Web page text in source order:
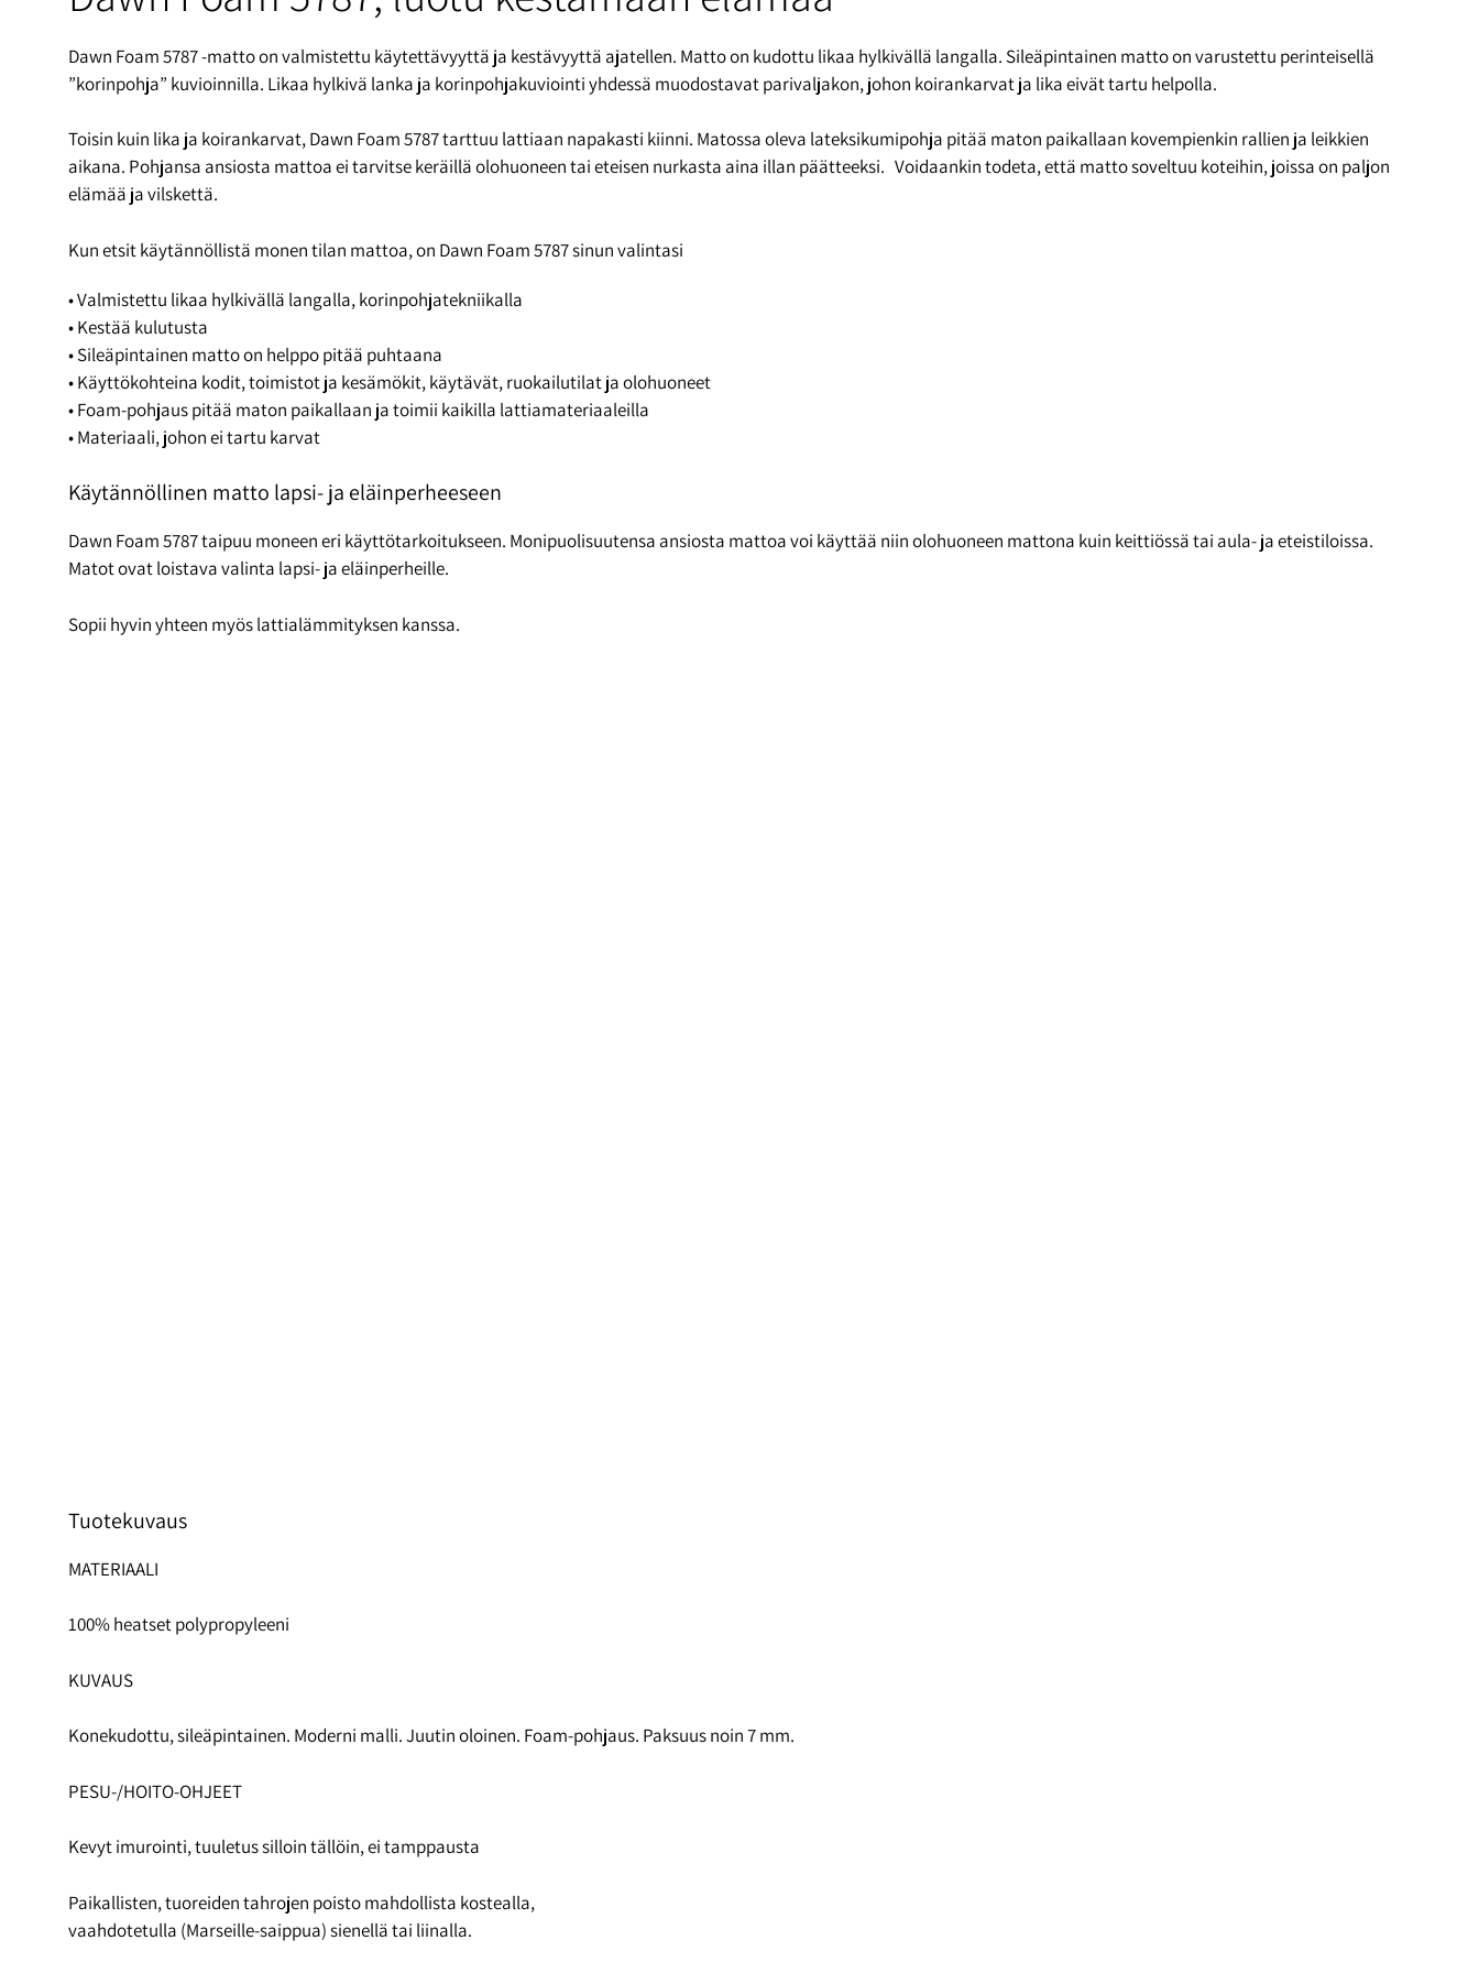
Dawn Foam 5787 -matto on valmistettu käytettävyyttä ja kestävyyttä ajatellen. Matto on kudottu likaa hylkivällä langalla. Sileäpintainen matto on varustettu perinteisellä
”korinpohja” kuvioinnilla. Likaa hylkivä lanka ja korinpohjakuviointi yhdessä muodostavat parivaljakon, johon koirankarvat ja lika eivät tartu helpolla.
Toisin kuin lika ja koirankarvat, Dawn Foam 5787 tarttuu lattiaan napakasti kiinni. Matossa oleva lateksikumipohja pitää maton paikallaan kovempienkin rallien ja leikkien
aikana. Pohjansa ansiosta mattoa ei tarvitse keräillä olohuoneen tai eteisen nurkasta aina illan päätteeksi. Voidaankin todeta, että matto soveltuu koteihin, joissa on paljon
elämää ja vilskettä.
Kun etsit käytännöllistä monen tilan mattoa, on Dawn Foam 5787 sinun valintasi
• Valmistettu likaa hylkivällä langalla, korinpohjatekniikalla
• Kestää kulutusta
• Sileäpintainen matto on helppo pitää puhtaana
• Käyttökohteina kodit, toimistot ja kesämökit, käytävät, ruokailutilat ja olohuoneet
• Foam-pohjaus pitää maton paikallaan ja toimii kaikilla lattiamateriaaleilla
• Materiaali, johon ei tartu karvat
Käytännöllinen matto lapsi- ja eläinperheeseen
Dawn Foam 5787 taipuu moneen eri käyttötarkoitukseen. Monipuolisuutensa ansiosta mattoa voi käyttää niin olohuoneen mattona kuin keittiössä tai aula- ja eteistiloissa.
Matot ovat loistava valinta lapsi- ja eläinperheille.
Sopii hyvin yhteen myös lattialämmityksen kanssa.
Tuotekuvaus
MATERIAALI
100% heatset polypropyleeni
KUVAUS
Konekudottu, sileäpintainen. Moderni malli. Juutin oloinen. Foam-pohjaus. Paksuus noin 7 mm.
PESU-/HOITO-OHJEET
Kevyt imurointi, tuuletus silloin tällöin, ei tamppausta
Paikallisten, tuoreiden tahrojen poisto mahdollista kostealla,
vaahdotetulla (Marseille-saippua) sienellä tai liinalla.